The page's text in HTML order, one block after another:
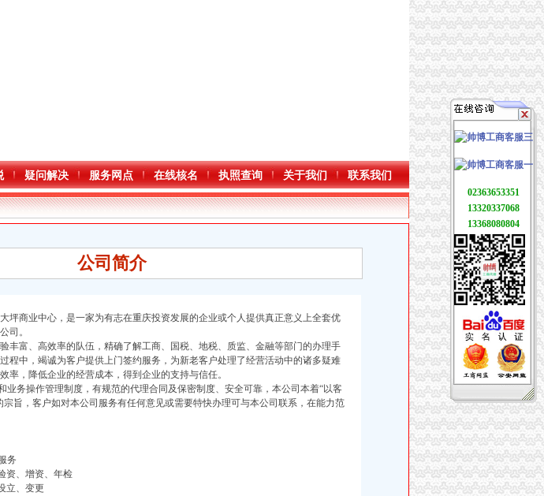
疑问解决 服务网点 在线核名 执照查询 关于我们 联系我们
公司简介
坪商业中心，是一家为有志在重庆投资发展的企业或个人提供真正意义上全套优
司。
丰富、高效率的队伍，精确了解工商、国税、地税、质监、金融等部门的办理手
程中，竭诚为客户提供上门签约服务，为新老客户处理了经营活动中的诸多疑难
率，降低企业的经营成本，得到企业的支持与信任。
业务操作管理制度，有规范的代理合同及保密制度、安全可靠，本公司本着“以客
宗旨，客户如对本公司服务有任何意见或需要特快办理可与本公司联系，在能力范
务
资、增资、年检
立、变更
02363653351
13320337068
13368080804